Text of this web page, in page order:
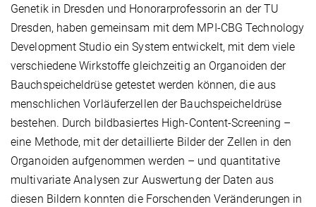
Genetik in Dresden und Honorarprofessorin an der TU
Dresden, haben gemeinsam mit dem MPI-CBG Technology
Development Studio ein System entwickelt, mit dem viele
verschiedene Wirkstoffe gleichzeitig an Organoiden der
Bauchspeicheldrüse getestet werden können, die aus
menschlichen Vorläuferzellen der Bauchspeicheldrüse
bestehen. Durch bildbasiertes High-Content-Screening –
eine Methode, mit der detaillierte Bilder der Zellen in den
Organoiden aufgenommen werden – und quantitative
multivariate Analysen zur Auswertung der Daten aus
diesen Bildern konnten die Forschenden Veränderungen in